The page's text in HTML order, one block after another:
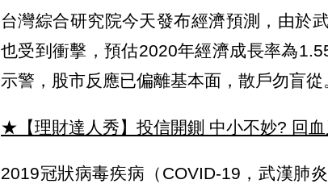
台灣綜合研究院今天發布經濟預測，由於
也受到衝擊，預估2020年經濟成長率為
示警，股市反應已偏離基本面，散戶勿盲從
★【理財達人秀】投信開鍘 中小不妙? 回
2019冠狀病毒疾病（COVID-19，武漢肺